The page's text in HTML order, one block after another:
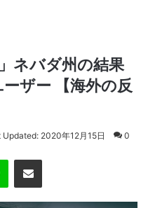
ネバダ州の結果
ザー 【海外の反
Updated: 2020年12月15日 0
Line Share via Email